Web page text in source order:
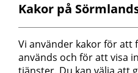
Postadress
Sörmlands museum
Box 314
Kakor på
Vi använder kakor för att
används och för att visa